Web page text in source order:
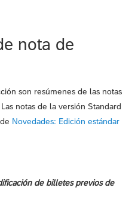
nota de
son resúmenes de las notas
notas de la versión Standard
Novedades: Edición estándar
de billetes previos de